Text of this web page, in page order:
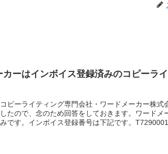
カーはインボイス登録済みのコピーラ
ピーライティング専門会社・ワードメーカー株式
たので、念のため回答をしておきます。ワードメ
です。インボイス登録番号は下記です。